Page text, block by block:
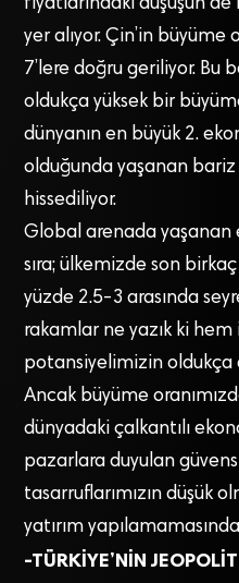
fiyatlarındaki düşüşün de
yer alıyor. Çin’in büyüme
7’lere doğru geriliyor. Bu
oldukça yüksek bir
dünyanın en büyük 2.
olduğunda yaşanan
hissediliyor.
Global arenada yaşanan
sıra; ülkemizde son birkaç
yüzde 2.5-3 arasında
rakamlar ne yazık ki hem
potansiyelimizin oldukça
Ancak büyüme
dünyadaki çalkantılı
pazarlara duyulan
tasarruflarımızın düşük
yatırım
-TÜRKİYE’NİN